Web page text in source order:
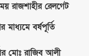
রাজশাহীর রেলগেট
বর্ষপূর্তি
মোঃ রাজিব আলী